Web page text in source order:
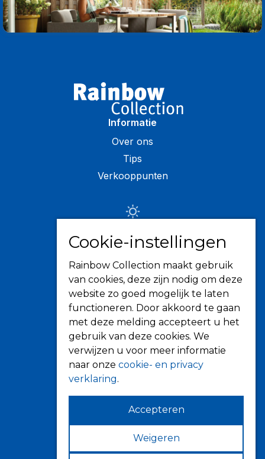
Informatie
Over ons
Tips
Verkooppunten
Knikarmschermen
Uitvalschermen
Rolluiken
Screens
Terrasoverkapping
Verandazonwering
Markiezen
Horren
Contact
Cookie-instellingen
Rainbow Collection maakt gebruik
van cookies, deze zijn nodig om deze
website zo goed mogelijk te laten
functioneren. Door akkoord te gaan
met deze melding accepteert u het
gebruik van deze cookies. We
verwijzen u voor meer informatie
naar onze cookie- en privacy
verklaring.
Accepteren
Weigeren